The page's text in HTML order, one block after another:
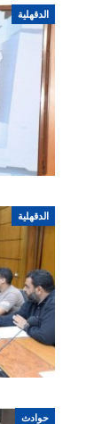
الدقهلية
الدقهلية
حوادث